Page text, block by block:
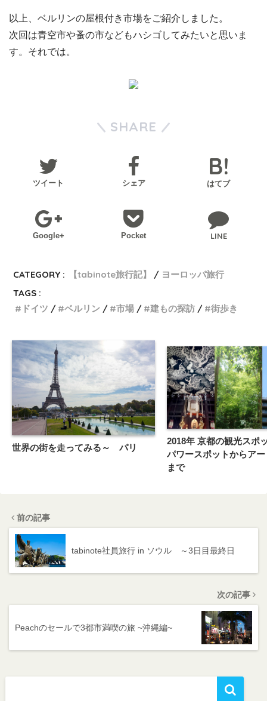
以上、ベルリンの屋根付き市場をご紹介しました。
次回は青空市や蚤の市などもハシゴしてみたいと思いま
す。それでは。
SHARE
ツイート シェア はてブ
Google+ Pocket LINE
CATEGORY : 【tabinote旅行記】
ヨーロッパ旅行
TAGS :
ドイツ
ベルリン 市場 建もの探訪 街歩き
世界の街を走ってみる～ パリ
2018年 京都の観光スポ
パワースポットからア
まで
前の記事
tabinote社員旅行 in ソウル ～3日目最終日
次の記事
Peachのセールで3都市満喫の旅 ~沖縄編~